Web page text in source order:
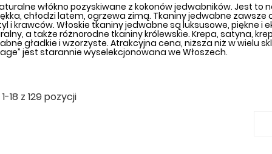
włókno pozyskiwane z kokonów jedwabników. Jest
chłodzi latem, ogrzewa zimą. Tkaniny jedwabne
i krawców. Włoskie tkaniny jedwabne są luksusowe, piękne
a także różnorodne tkaniny królewskie. Krepa, satyna,
gładkie i wzorzyste. Atrakcyjna cena, niższa niż w wielu
jest starannie wyselekcjonowana we Włoszech.
18 z 129 pozycji